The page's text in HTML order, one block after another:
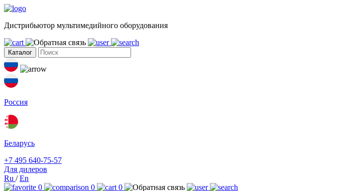
Дистрибьютор мультимедийного оборудования
Каталог
Россия
Беларусь
+7 495 640-75-57
Для дилеров
Ru /En
0
0
0